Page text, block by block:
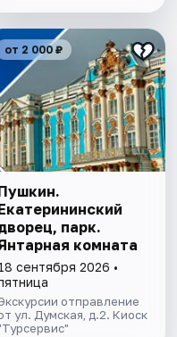
от 2 000 ₽
парк.
комната
сентября 2026 •
отправление
ул. Думская, д.2. Киоск